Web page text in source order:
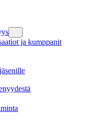
ja kumppanit